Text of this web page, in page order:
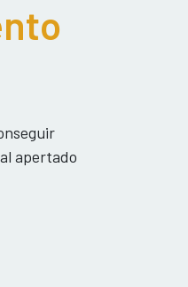
apertado